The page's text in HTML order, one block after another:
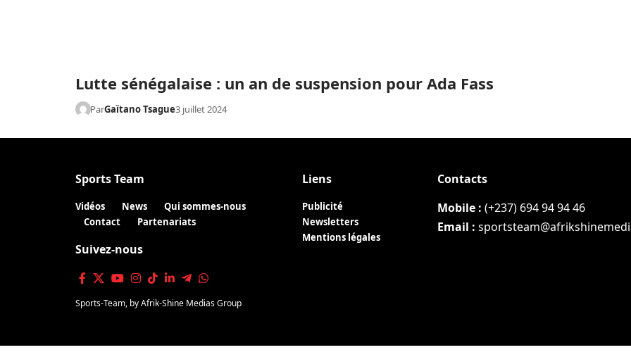
Lutte sénégalaise : un an de suspension pour Ada Fass
ParGaïtano Tsague3 juillet 2024
Sports Team
Vidéos News
Qui sommes-nous
Contact
Partenariats
Suivez-nous
Sports-Team, byAfrik-Shine Medias Group
Liens
Publicité
Newsletters
Mentions légales
Contacts
Mobile : (+237) 694 94 94 46
Email :